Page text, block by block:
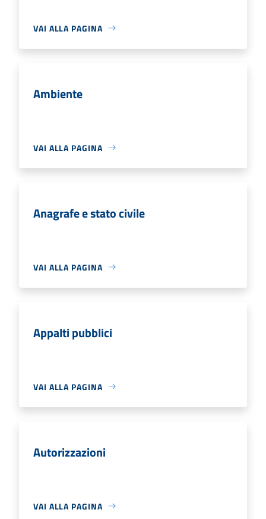
VAI ALLA PAGINA
Ambiente
VAI ALLA PAGINA
Anagrafe e stato civile
VAI ALLA PAGINA
Appalti pubblici
VAI ALLA PAGINA
Autorizzazioni
VAI ALLA PAGINA